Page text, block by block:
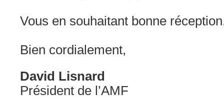
Vous en souhaitant bonne
Bien cordialement,
David Lisnard
Président de l’AMF